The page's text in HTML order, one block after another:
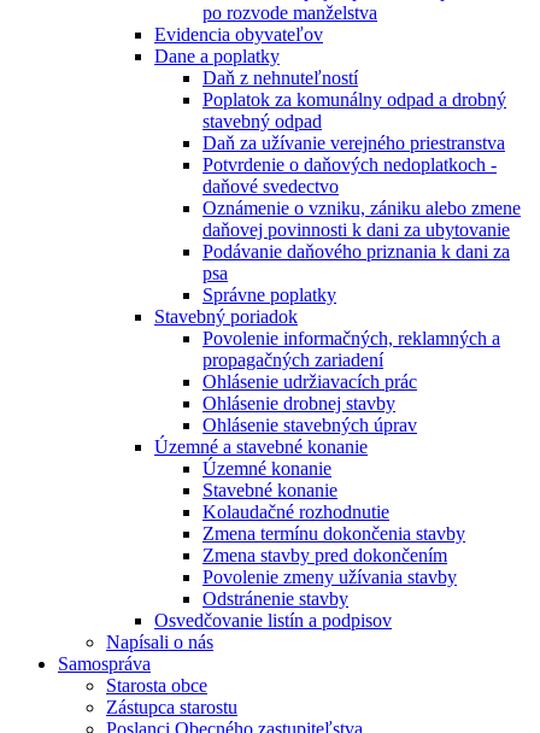
po rozvode manželstva
Evidencia obyvateľov
Dane a poplatky
Daň z nehnuteľností
Poplatok za komunálny odpad a drobný
stavebný odpad
Daň za užívanie verejného priestranstva
Potvrdenie o daňových nedoplatkoch -
daňové svedectvo
Oznámenie o vzniku, zániku alebo zmene
daňovej povinnosti k dani za ubytovanie
Podávanie daňového priznania k dani za
psa
Správne poplatky
Stavebný poriadok
Povolenie informačných, reklamných a
propagačných zariadení
Ohlásenie udržiavacích prác
Ohlásenie drobnej stavby
Ohlásenie stavebných úprav
Územné a stavebné konanie
Územné konanie
Stavebné konanie
Kolaudačné rozhodnutie
Zmena termínu dokončenia stavby
Zmena stavby pred dokončením
Povolenie zmeny užívania stavby
Odstránenie stavby
Osvedčovanie listín a podpisov
Napísali o nás
Samospráva
Starosta obce
Zástupca starostu
Poslanci Obecného zastupiteľstva